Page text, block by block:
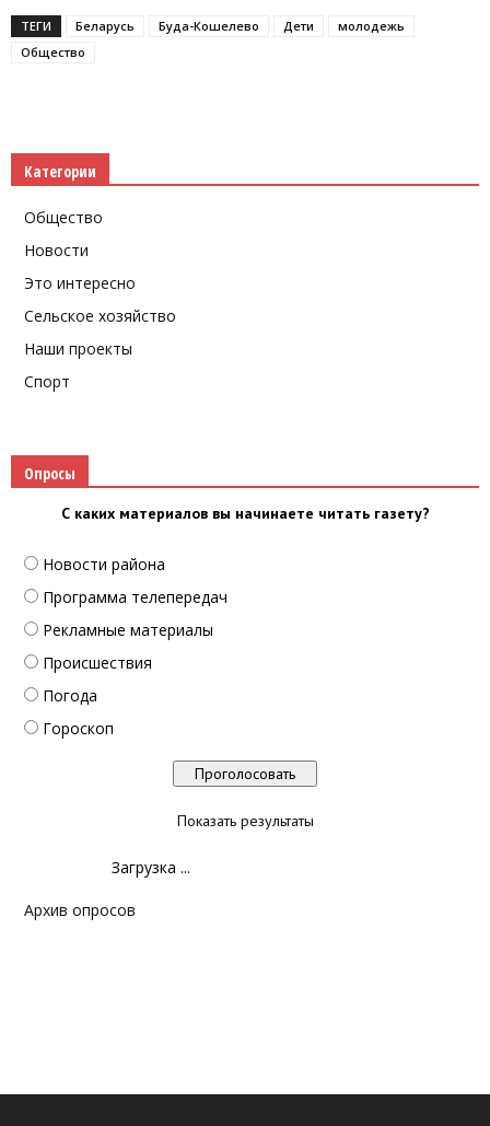
ТЕГИ Беларусь Буда-Кошелево Дети
молодежь
Общество
Категории
Общество
Новости
Это интересно
Сельское хозяйство
Наши проекты
Спорт
Опросы
С каких материалов вы начинаете читать газету?
Новости района
Программа телепередач
Рекламные материалы
Происшествия
Погода
Гороскоп
Показать результаты
Загрузка ...
Архив опросов